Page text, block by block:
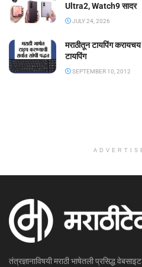
Ultra2, Watch9 सादर
JULY 24, 2026
मराठीतून टायपिंग
टायपिंग
SEPTEMBER 10, 2012
तंत्रज्ञानाविषयी मराठी भाषेतली प्रसिद्ध